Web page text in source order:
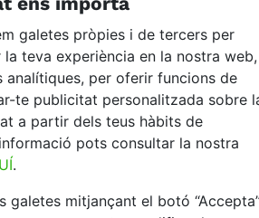
es cobreixen les responsabilitats?
les
en els convenis de
que n’és
no hi han de pagar res. És
galetes pròpies i de tercers per
teva experiència en la nostra web,
per oferir funcions de
te publicitat personalitzada sobre
a partir dels teus hàbits de
pots consultar la nostra
.
galetes mitjançant el botó